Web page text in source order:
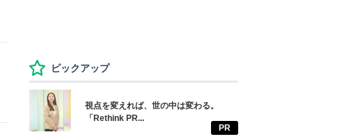
ピックアップ
視点を変えれば、世の中は変わる。
「Rethink PR...
PR